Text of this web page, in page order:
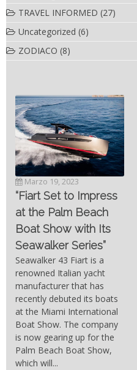
TRAVEL INFORMED (27)
Uncategorized (6)
ZODIACO (8)
Marzo 19, 2023
“Fiart pronta a stupire
al Palm Beach Boat
Show con la sua
serie Seawalker”
Seawalker 43 Fiart è un
rinomato produttore
italiano di yacht che ha
recentemente debuttato
con le sue barche al Miami
International Boat Show.
L’azienda si sta ora
preparando per il Palm
Beach Boat Show,...